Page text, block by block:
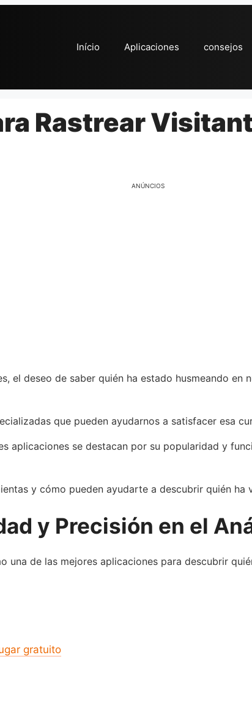
Início Aplicaciones consejos
Rastrear
ANÚNCIOS
el deseo de saber quién ha estado husmeando
que pueden ayudarnos a satisfacer esa
aplicaciones se destacan por su popularidad y
y cómo pueden ayudarte a descubrir quién
y Precisión en el
una de las mejores aplicaciones para descubrir
gratuito